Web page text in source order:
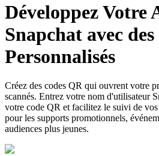
DéveloppezVotre
Snapchat avec
Personnalisés
Créez des codes QR qui ouvrent votre
scannés. Entrez votre nom d'utilisateur
votre code QR et facilitez le suivi de
pour les supports promotionnels,
audiences plus jeunes.